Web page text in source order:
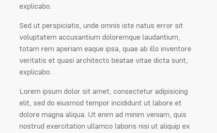
explicabo.
Sed ut perspiciatis, unde omnis iste natus error sit
voluptatem accusantium doloremque laudantium,
totam rem aperiam eaque ipsa, quae ab illo inventore
veritatis et quasi architecto beatae vitae dicta sunt,
explicabo.
Lorem ipsum dolor sit amet, consectetur adipisicing
elit, sed do eiusmod tempor incididunt ut labore et
dolore magna aliqua. Ut enim ad minim veniam, quis
nostrud exercitation ullamco laboris nisi ut aliquip ex